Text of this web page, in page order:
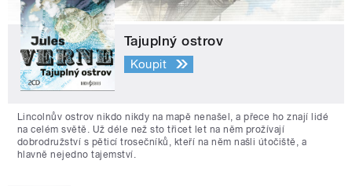
Tajuplný ostrov
Koupit
Lincolnův ostrov nikdo nikdy na mapě nenašel, a přece ho znají lidé
na celém světě. Už déle než sto třicet let na něm prožívají
dobrodružství s pěticí trosečníků, kteří na něm našli útočiště, a
hlavně nejedno tajemství.